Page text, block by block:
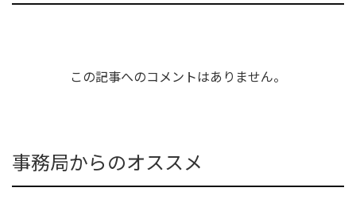
この記事へのコメントはありません。
事務局からのオススメ